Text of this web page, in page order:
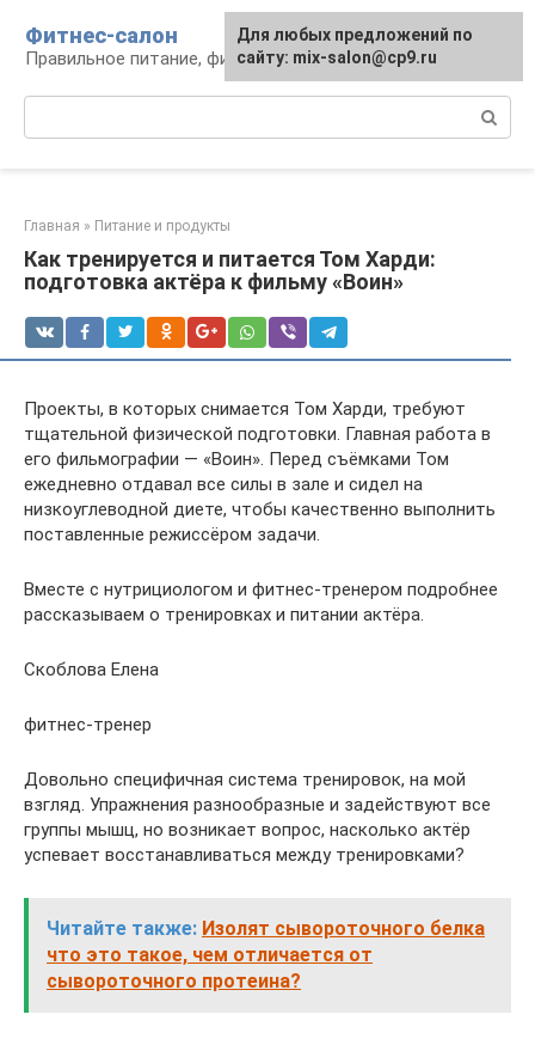
контенту
Фитнес-салон
Правильное питание, фитнес, образ жизни
Главная » Питание и продукты
Как тренируется и питается Том Харди:
подготовка актёра к фильму «Воин»
Проекты, в которых снимается Том Харди, требуют
тщательной физической подготовки. Главная работа в
его фильмографии — «Воин». Перед съёмками Том
ежедневно отдавал все силы в зале и сидел на
низкоуглеводной диете, чтобы качественно выполнить
поставленные режиссёром задачи.
Вместе с нутрициологом и фитнес-тренером подробнее
рассказываем о тренировках и питании актёра.
Скоблова Елена
фитнес-тренер
Довольно специфичная система тренировок, на мой
взгляд. Упражнения разнообразные и задействуют все
группы мышц, но возникает вопрос, насколько актёр
успевает восстанавливаться между тренировками?
Читайте также: Изолят сывороточного белка
что это такое, чем отличается от
сывороточного протеина?
Для любых предложений по
сайту: mix-salon@cp9.ru